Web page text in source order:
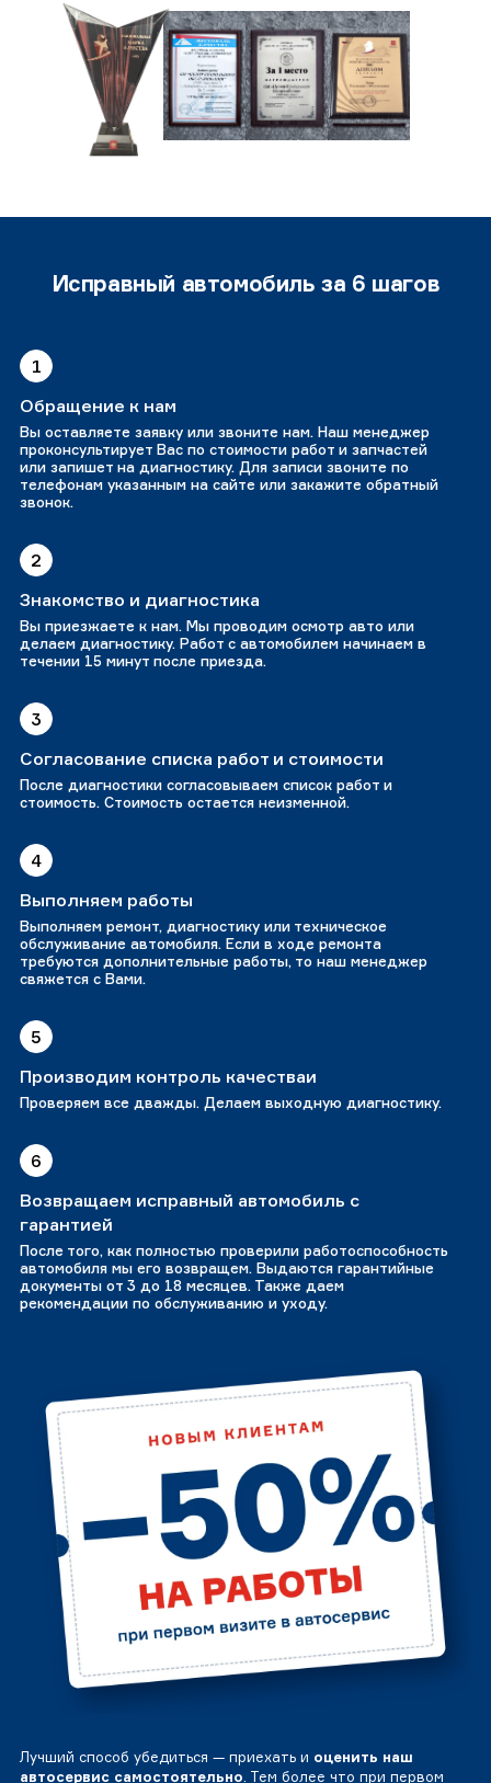
Исправный автомобиль за 6 шагов
1
Обращение к нам
Вы оставляете заявку или звоните нам. Наш менеджер
проконсультирует Вас по стоимости работ и запчастей
или запишет на диагностику. Для записи звоните по
телефонам указанным на сайте или закажите обратный
звонок.
2
Знакомство и диагностика
Вы приезжаете к нам. Мы проводим осмотр авто или
делаем диагностику. Работ с автомобилем начинаем в
течении 15 минут после приезда.
3
Согласование списка работ и стоимости
После диагностики согласовываем список работ и
стоимость. Стоимость остается неизменной.
4
Выполняем работы
Выполняем ремонт, диагностику или техническое
обслуживание автомобиля. Если в ходе ремонта
требуются дополнительные работы, то наш менеджер
свяжется с Вами.
5
Производим контроль качестваи
Проверяем все дважды. Делаем выходную диагностику.
6
Возвращаем исправный автомобиль с
гарантией
После того, как полностью проверили работоспособность
автомобиля мы его возвращем. Выдаются гарантийные
документы от 3 до 18 месяцев. Также даем
рекомендации по обслуживанию и уходу.
Лучший способ убедиться — приехать и оценить наш
автосервис самостоятельно. Тем более что при первом